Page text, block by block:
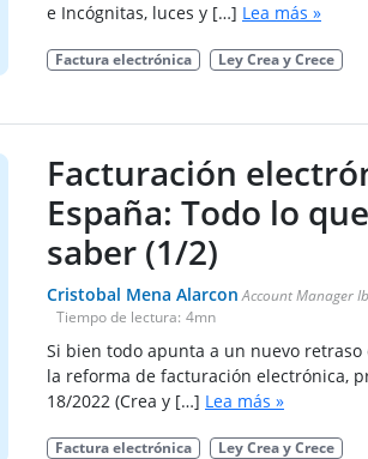
e Incógnitas, luces y […] Lea más »
Factura electrónica Ley Crea y Crece
Facturación
España: Todo lo
saber (1/2)
Cristobal Mena Alarcon Account Manager
Tiempo de lectura: 4mn
Si bien todo apunta a un nuevo
la reforma de facturación electrónica,
18/2022 (Crea y […] Lea más »
Factura electrónica Ley Crea y Crece